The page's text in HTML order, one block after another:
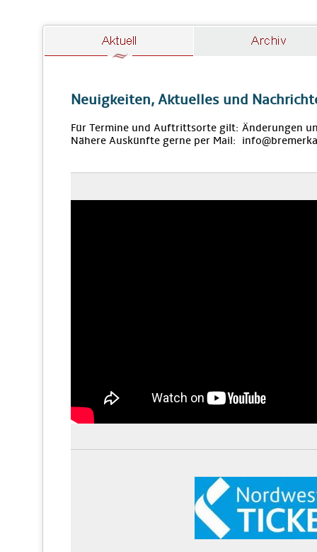
Neuigkeiten, Aktuelles und
Für Termine und Auftrittsorte gilt: Änderungen
Nähere Auskünfte gerne per Mail: